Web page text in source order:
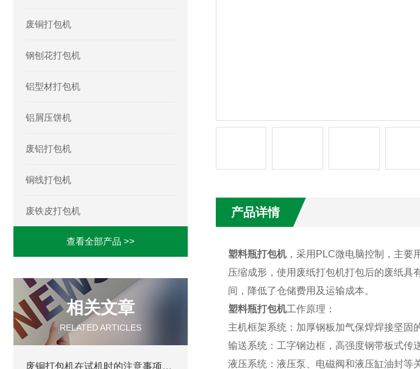
废铜打包机
钢刨花打包机
铝型材打包机
铝屑压饼机
废铝打包机
铜线打包机
废铁皮打包机
查看全部产品 >>
相关文章
RELATED ARTICLES
废铜打包机在试机时的注意事项有哪些？
产品详情
塑料瓶打包机，采用PLC微电脑控制，主要
压缩成形，使用废纸打包机打包后的废纸具
间，降低了仓储费用及运输成本。
塑料瓶打包机工作原理：
主机框架系统：加厚钢板加气保焊焊接坚固
输送系统：工字钢边框，高强度钢带板式传送
液压系统：液压泵、电磁阀和液压缸油封等